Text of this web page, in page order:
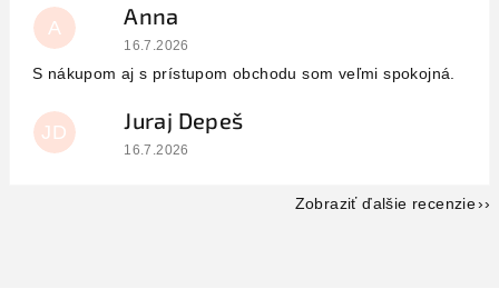
A Anna
Hodnotenie obchodu je 5 z 5 hviezdičiek.
16.7.2026
S nákupom aj s prístupom obchodu som veľmi spokojná.
JD Juraj Depeš
Hodnotenie obchodu je 5 z 5 hviezdičiek.
16.7.2026
Zobraziť ďalšie recenzie